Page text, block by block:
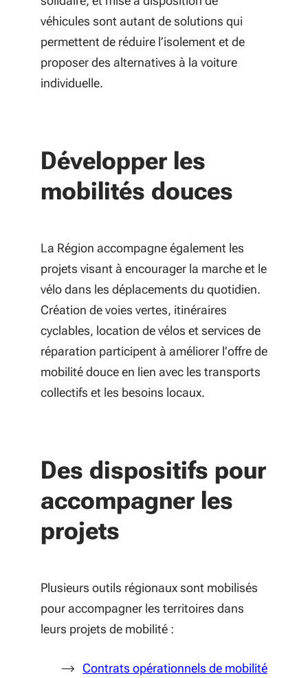
véhicules sont autant de solutions qui
permettent de réduire l’isolement et de
proposer des alternatives à la voiture
individuelle.
Développer les
mobilités douces
La Région accompagne également les
projets visant à encourager la marche et le
vélo dans les déplacements du quotidien.
Création de voies vertes, itinéraires
cyclables, location de vélos et services de
réparation participent à améliorer l’offre de
mobilité douce en lien avec les transports
collectifs et les besoins locaux.
Des dispositifs pour
accompagner les
projets
Plusieurs outils régionaux sont mobilisés
pour accompagner les territoires dans
leurs projets de mobilité :
Contrats opérationnels de mobilité